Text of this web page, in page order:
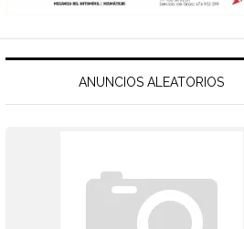
ANUNCIOS ALEATORIOS